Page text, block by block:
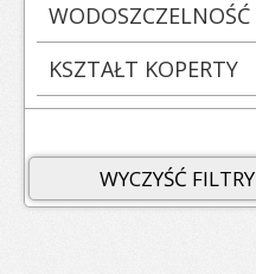
WODOSZCZELNOŚĆ
KSZTAŁT KOPERTY
WYCZYŚĆ FILTRY